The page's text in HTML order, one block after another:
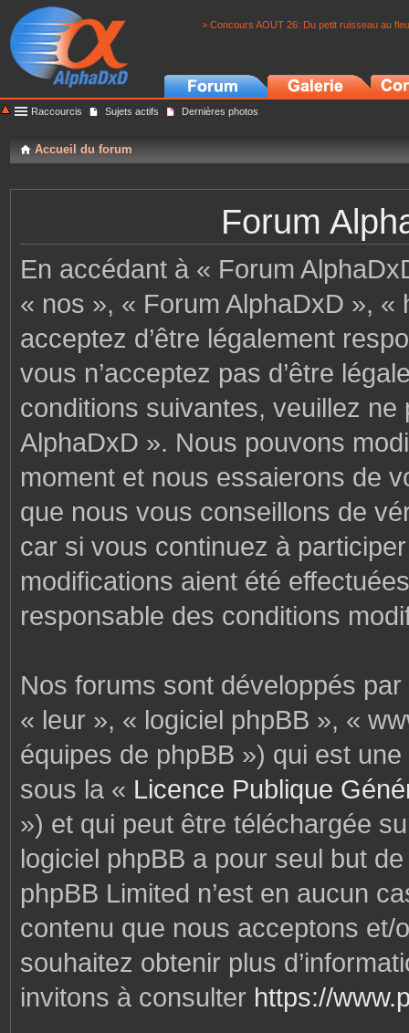
> Concours AOUT 26: Du petit ruisseau au
Raccourcis Sujets actifs Dernières photos
Accueil du forum
Forum
En accédant à « Forum
« nos », « Forum AlphaDxD »,
acceptez d’être légalement
vous n’acceptez pas d’être
conditions suivantes, veuillez
AlphaDxD ». Nous pouvons
moment et nous essaierons de
que nous vous conseillons de
car si vous continuez à
modifications aient été
responsable des conditions
Nos forums sont développés
« leur », « logiciel phpBB », «
équipes de phpBB ») qui est
sous la « Licence Publique
») et qui peut être téléchargée
logiciel phpBB a pour seul but
phpBB Limited n’est en aucun
contenu que nous acceptons et/
souhaitez obtenir plus
invitons à consulter https://